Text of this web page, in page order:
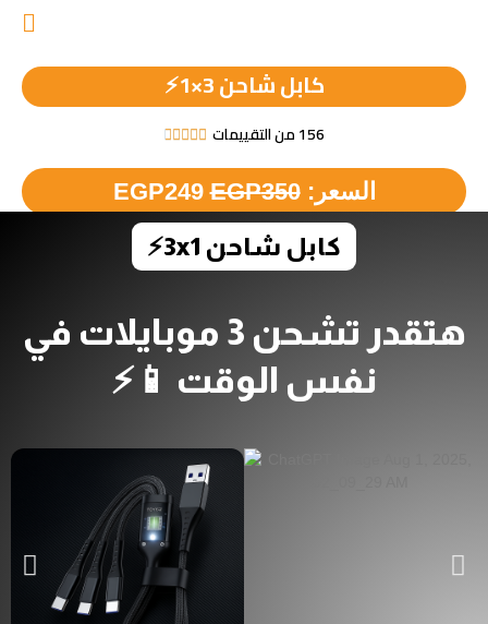
كابل شاحن 3×1⚡
156 من التقييمات 




السعر: EGP350
EGP249
كابل شاحن 3x1⚡
هتقدر تشحن 3 موبايلات في
نفس الوقت 📱⚡